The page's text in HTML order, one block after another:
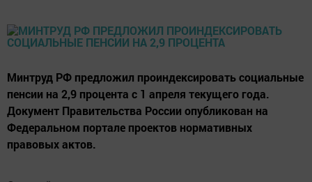
Минтруд РФ предложил проиндексировать социальные
пенсии на 2,9 процента с 1 апреля текущего года.
Документ Правительства России опубликован на
Федеральном портале проектов нормативных
правовых актов.